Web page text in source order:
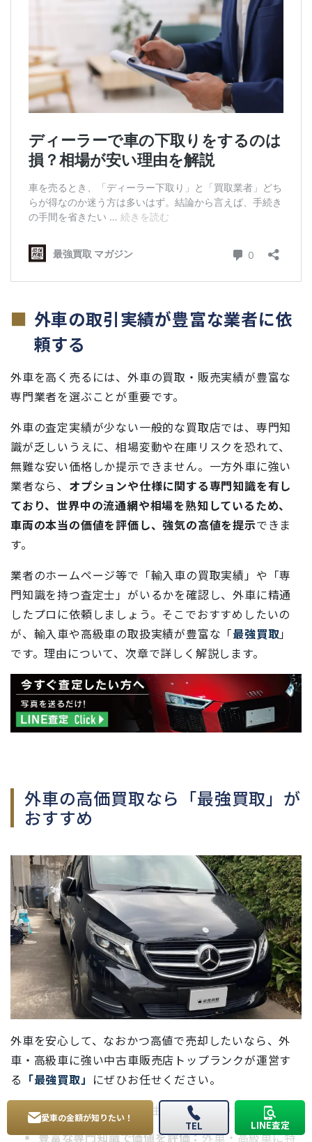
外車の取引実績が豊富な業者に依
頼する
外車を高く売るには、外車の買取・販売実績が豊富な
専門業者を選ぶことが重要です。
外車の査定実績が少ない一般的な買取店では、専門知
識が乏しいうえに、相場変動や在庫リスクを恐れて、
無難な安い価格しか提示できません。一方外車に強い
業者なら、 オプションや仕様に関する専門知識を有し
ており、世界中の流通網や相場を熟知しているため、
車両の本当の価値を評価し、強気の高値を提示できま
す。
業者のホームページ等で「輸入車の買取実績」や「専
門知識を持つ査定士」がいるかを確認し、外車に精通
したプロに依頼しましょう。そこでおすすめしたいの
が、輸入車や高級車の取扱実績が豊富な「最強買取」
です。理由について、次章で詳しく解説します。
外車の高価買取なら「最強買取」が
おすすめ
外車を安心して、なおかつ高値で売却したいなら、外
車・高級車に強い中古車販売店トップランクが運営す
る 「最強買取」 にぜひお任せください。
最強買取をおすすめする理由は以下の通りです。
豊富な専門知識で価値を評価：外車・高級車に特
愛車の金額が知りたい！
TEL LINE査定